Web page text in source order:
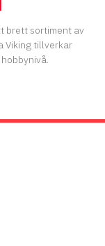
brett sortiment av
Viking tillverkar